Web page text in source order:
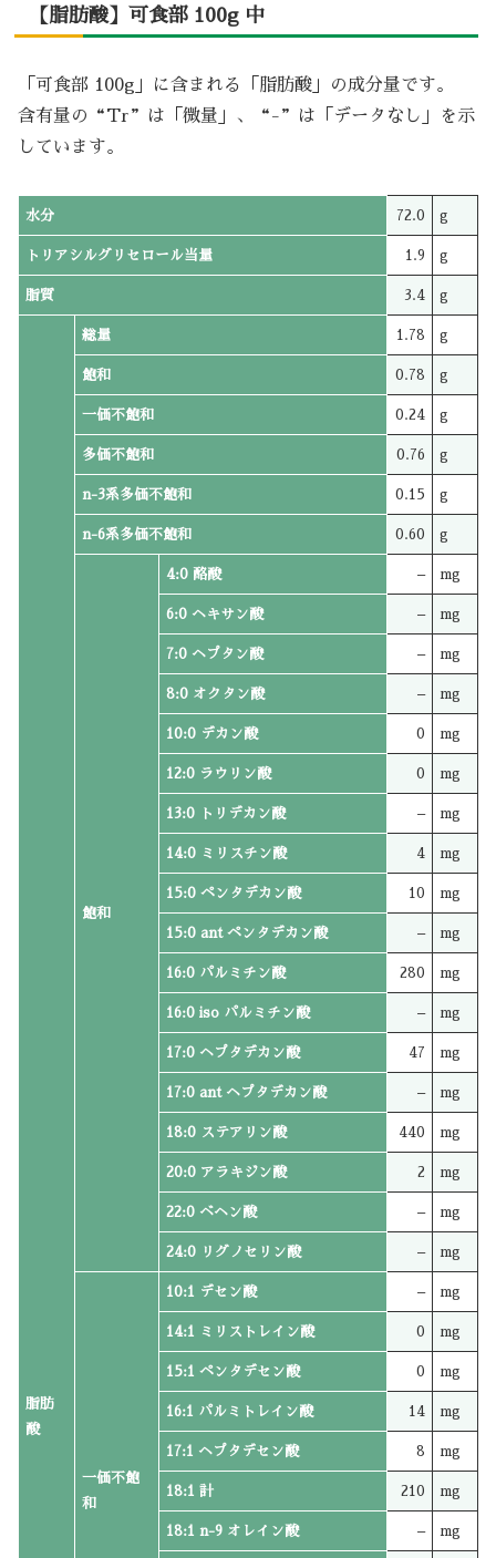
【脂肪酸】可食部 100g 中
「可食部 100g」に含まれる「脂肪酸」の成分量です。
含有量の“Tr”は「微量」、“-”は「データなし」を示
しています。
水分 72.0 g
トリアシルグリセロール当量 1.9 g
脂質 3.4 g
脂肪
酸
総量 1.78 g
飽和 0.78 g
一価不飽和 0.24 g
多価不飽和 0.76 g
n-3系多価不飽和 0.15 g
n-6系多価不飽和 0.60 g
飽和
4:0 酪酸 – mg
6:0 ヘキサン酸 – mg
7:0 ヘプタン酸 – mg
8:0 オクタン酸 – mg
10:0 デカン酸 0 mg
12:0 ラウリン酸 0 mg
13:0 トリデカン酸 – mg
14:0 ミリスチン酸 4 mg
15:0 ペンタデカン酸 10 mg
15:0 ant ペンタデカン酸 – mg
16:0 パルミチン酸 280 mg
16:0 iso パルミチン酸 – mg
17:0 ヘプタデカン酸 47 mg
17:0 ant ヘプタデカン酸 – mg
18:0 ステアリン酸 440 mg
20:0 アラキジン酸 2 mg
22:0 ベヘン酸 – mg
24:0 リグノセリン酸 – mg
一価不飽
和
10:1 デセン酸 – mg
14:1 ミリストレイン酸 0 mg
15:1 ペンタデセン酸 0 mg
16:1 パルミトレイン酸 14 mg
17:1 ヘプタデセン酸 8 mg
18:1 計 210 mg
18:1 n-9 オレイン酸 – mg